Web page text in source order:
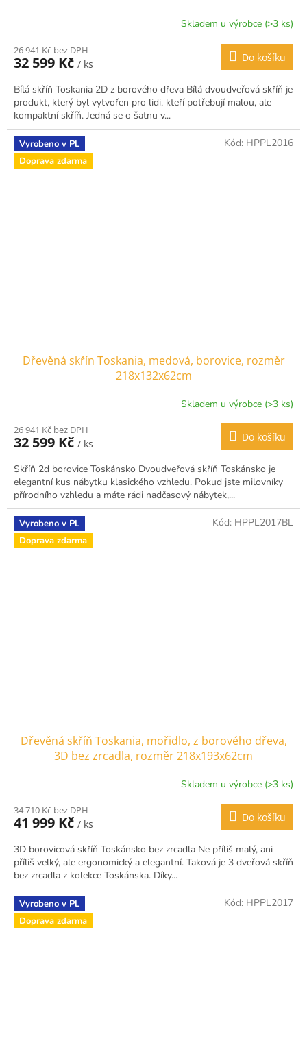
Skladem u výrobce (>3 ks)
26 941 Kč bez DPH
32 599 Kč / ks
Do košíku
Bílá skříň Toskania 2D z borového dřeva Bílá dvoudveřová skříň je
produkt, který byl vytvořen pro lidi, kteří potřebují malou, ale
kompaktní skříň. Jedná se o šatnu v...
Vyrobeno v PL
Doprava zdarma
Dřevěná skřín Toskania, medová, borovice, rozměr
218x132x62cm
Skladem u výrobce (>3 ks)
26 941 Kč bez DPH
32 599 Kč / ks
Do košíku
Skříň 2d borovice Toskánsko Dvoudveřová skříň Toskánsko je
elegantní kus nábytku klasického vzhledu. Pokud jste milovníky
přírodního vzhledu a máte rádi nadčasový nábytek,...
Kód: HPPL2016
Vyrobeno v PL
Doprava zdarma
Dřevěná skříň Toskania, mořidlo, z borového dřeva,
3D bez zrcadla, rozměr 218x193x62cm
Skladem u výrobce (>3 ks)
34 710 Kč bez DPH
41 999 Kč / ks
Do košíku
3D borovicová skříň Toskánsko bez zrcadla Ne příliš malý, ani
příliš velký, ale ergonomický a elegantní. Taková je 3 dveřová skříň
bez zrcadla z kolekce Toskánska. Díky...
Kód: HPPL2017BL
Vyrobeno v PL
Doprava zdarma
Kód: HPPL2017